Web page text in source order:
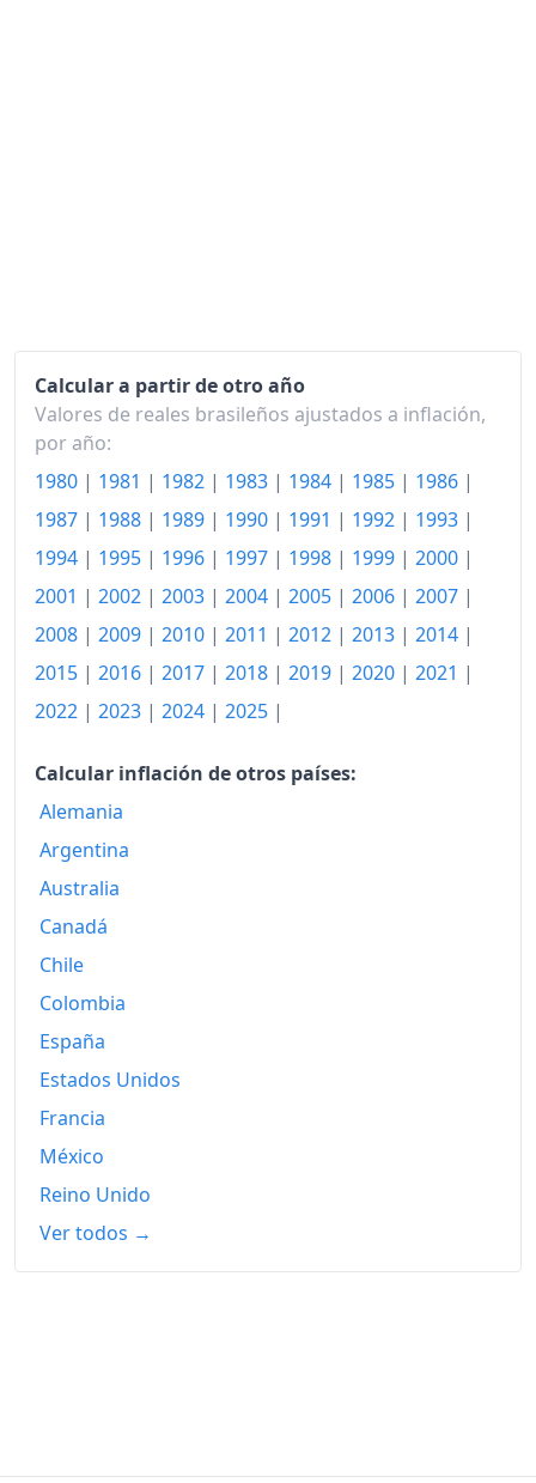
Calcular a partir de otro año
Valores de reales brasileños ajustados a inflación,
por año:
1980 | 1981 | 1982 | 1983 | 1984 | 1985 | 1986 |
1987 | 1988 | 1989 | 1990 | 1991 | 1992 | 1993 |
1994 | 1995 | 1996 | 1997 | 1998 | 1999 | 2000 |
2001 | 2002 | 2003 | 2004 | 2005 | 2006 | 2007 |
2008 | 2009 | 2010 | 2011 | 2012 | 2013 | 2014 |
2015 | 2016 | 2017 | 2018 | 2019 | 2020 | 2021 |
2022 | 2023 | 2024 | 2025 |
Calcular inflación de otros países:
Alemania
Argentina
Australia
Canadá
Chile
Colombia
España
Estados Unidos
Francia
México
Reino Unido
Ver todos →